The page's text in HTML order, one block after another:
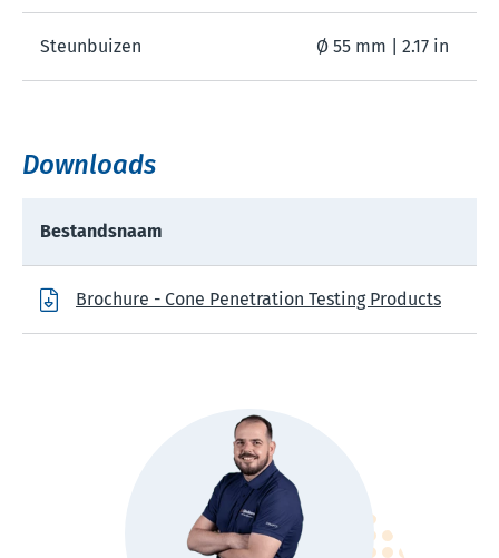
Steunbuizen Ø 55 mm | 2.17 in
Downloads
Bestandsnaam
Brochure - Cone Penetration Testing Products